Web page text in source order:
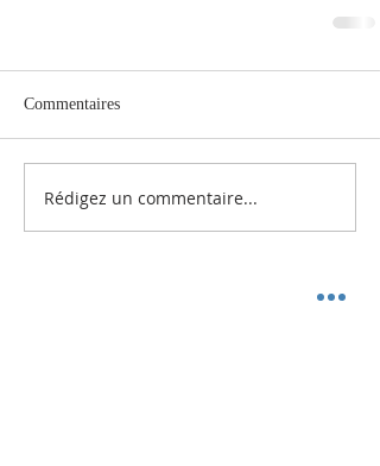
Commentaires
Rédigez un commentaire...